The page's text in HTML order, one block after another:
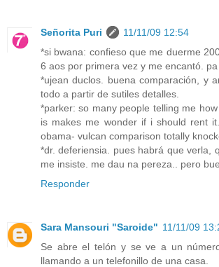
Señorita Puri
11/11/09 12:54
*si bwana: confieso que me duerme
6 aos por primera vez y me encantó. pa
*ujean duclos. buena comparación, y
todo a partir de sutiles detalles.
*parker: so many people telling me
is makes me wonder if i should rent
obama- vulcan comparison totally
*dr. deferiensia. pues habrá que verla,
me insiste. me dau na pereza.. pero
Responder
Sara Mansouri "Saroide" 11/11/09
Se abre el telón y se ve a un
llamando a un telefonillo de una casa.